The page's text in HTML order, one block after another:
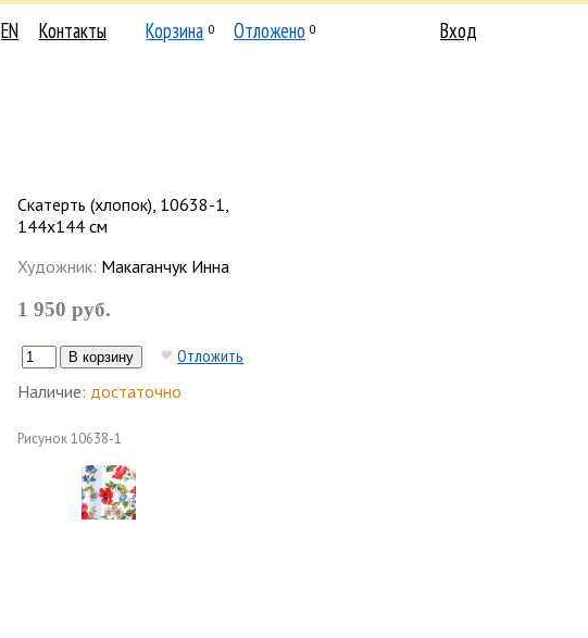
EN Контакты Корзина 0 Отложено 0 Вход
Скатерть (хлопок), 10638-1,
144х144 см
Художник: Макаганчук Инна
1 950 руб.
Отложить
Наличие: достаточно
Рисунок10638-1